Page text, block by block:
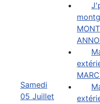
Samedi
05 Juillet